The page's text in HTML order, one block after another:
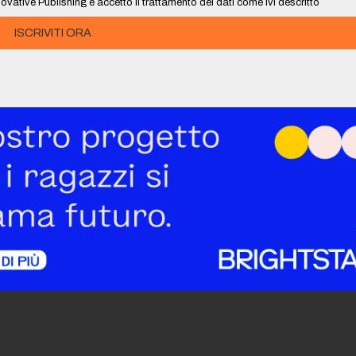
Publishing e accetto il trattamento dei dati come ivi descritto
ISCRIVITI ORA